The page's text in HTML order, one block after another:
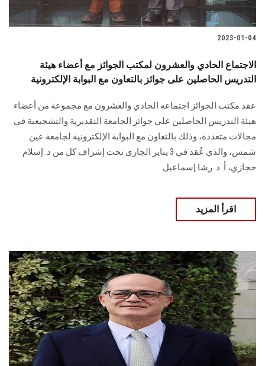
2023-01-04
الاجتماع الحادي والعشرون لمكتب الجوائز مع أعضاء هيئة
التدريس الحاصلين على جوائز بالتعاون مع البوابة الإلكترونية
عقد مكتب الجوائز اجتماعه الحادي والعشرون مع مجموعة من أعضاء
هيئة التدريس الحاصلين على جوائز الجامعة التقديرية والتشجيعية في
مجالات متعددة، وذلك بالتعاون مع البوابة الإلكترونية لجامعة عين
شمس، والذي عُقد في 3 يناير الجاري تحت إشراف كل من د. إسلام
حجازي، أ. د. رشا إسماعيل
اقرأ المزيد